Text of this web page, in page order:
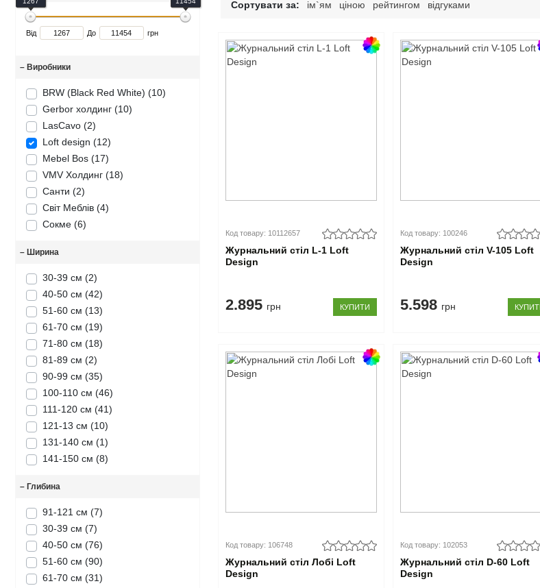
Від До грн
– Виробники
BRW (Black Red White) (10)
Gerbor холдинг (10)
LasCavo (2)
Loft design (12)
Mebel Bos (17)
VMV Холдинг (18)
Санти (2)
Світ Меблів (4)
Сокме (6)
– Ширина
30-39 см (2)
40-50 см (42)
51-60 см (13)
61-70 см (19)
71-80 см (18)
81-89 см (2)
90-99 см (35)
100-110 см (46)
111-120 см (41)
121-13 см (10)
131-140 см (1)
141-150 см (8)
– Глибина
91-121 см (7)
30-39 см (7)
40-50 см (76)
51-60 см (90)
61-70 см (31)
Сортувати за: ім`ям ціною рейтингом відгуками
Код товару: 10112657
Журнальний стіл L-1 Loft
Design
2.895 грн КУПИТИ
Код товару: 100246
Журнальний стіл V-105 Loft
Design
5.598 грн
Код товару: 106748
Журнальний стіл Лобі Loft
Design
Код товару: 102053
Журнальний стіл D-60 Loft
Design
Дитячі крісла та стільці
Дитячі матраци
Високоглянцеві тумби для ванної кімнати
Класичні тумби у ванну
Душові піддони
Аксесуари для ванної та туалету
Душові гарнітури
Тумби офісні під техніку